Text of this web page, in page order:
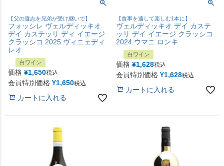
【父の遺志を兄弟が受け継いで】
フォッシレ ヴェルディッキオ
デイ カステッリ ディ イエージ
クラッシコ 2025 ヴィニェディ
レオ
白ワイン
価格 ¥1,650税込
会員特別価格 ¥1,650税込
カートに入れる
【食事を通して楽しむ1本に】
ヴェルディッキオ デイ カステ
ッリ デイ イエージ クラッシコ
2024 ウマニ ロンキ
白ワイン
価格 ¥1,628税込
会員特別価格 ¥1,628税込
カートに入れる